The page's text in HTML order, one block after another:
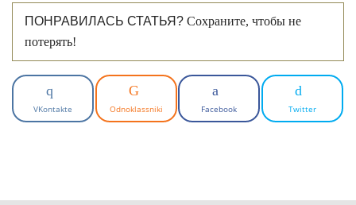
ПОНРАВИЛАСЬ СТАТЬЯ? Сохраните, чтобы не
потерять!
VKontakte Odnoklassniki Facebook Twitter